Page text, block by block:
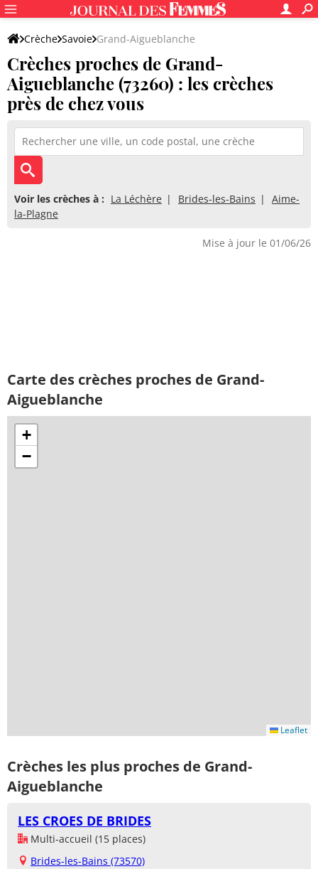
Crèche Savoie Grand-Aigueblanche
Crèches proches de Grand-
Aigueblanche (73260) : les crèches
près de chez vous
Voir les crèches à : La Léchère Brides-les-Bains
Aime-
la-Plagne
Mise à jour le 01/06/26
Carte des crèches proches de Grand-
Aigueblanche
+
−
Leaflet
Crèches les plus proches de Grand-
Aigueblanche
LES CROES DE BRIDES
Multi-accueil (15 places)
Brides-les-Bains (73570)